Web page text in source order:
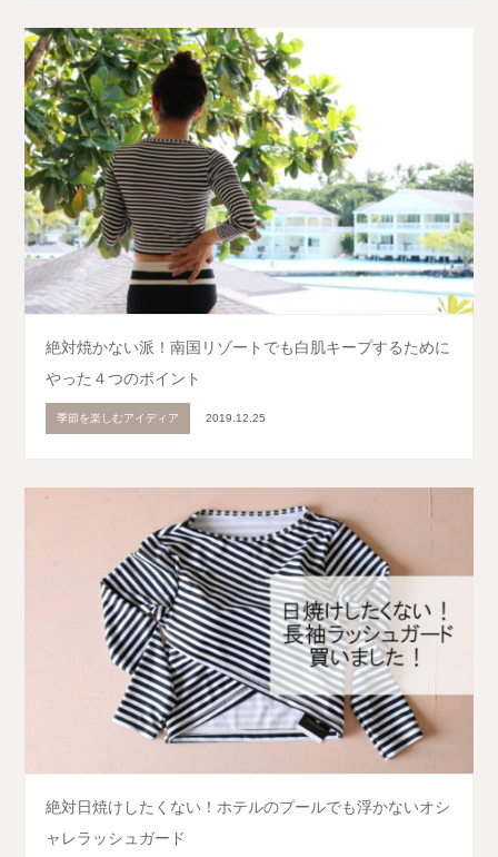
絶対焼かない派！南国リゾートでも白肌キープするために
やった４つのポイント
季節を楽しむアイディア 2019.12.25
絶対日焼けしたくない！ホテルのプールでも浮かないオシ
ャレラッシュガード